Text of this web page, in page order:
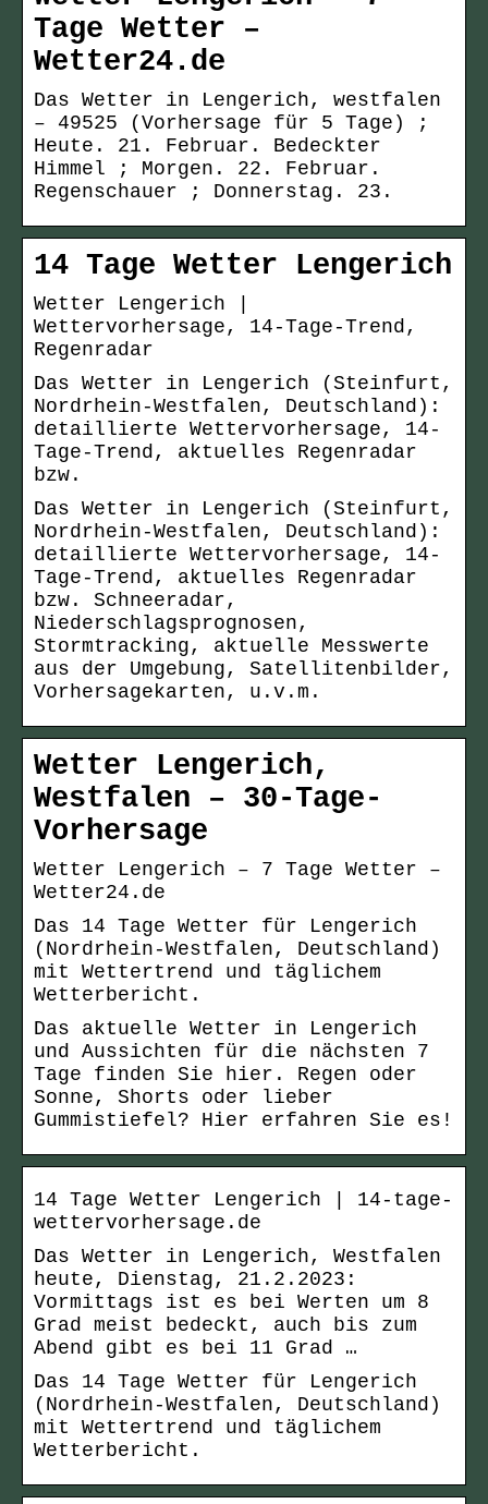
Tage Wetter –
Wetter24.de
Das Wetter in Lengerich, westfalen
– 49525 (Vorhersage für 5 Tage) ;
Heute. 21. Februar. Bedeckter
Himmel ; Morgen. 22. Februar.
Regenschauer ; Donnerstag. 23.
14 Tage Wetter Lengerich
Wetter Lengerich |
Wettervorhersage, 14-Tage-Trend,
Regenradar
Das Wetter in Lengerich (Steinfurt,
Nordrhein-Westfalen, Deutschland):
detaillierte Wettervorhersage, 14-
Tage-Trend, aktuelles Regenradar
bzw.
Das Wetter in Lengerich (Steinfurt,
Nordrhein-Westfalen, Deutschland):
detaillierte Wettervorhersage, 14-
Tage-Trend, aktuelles Regenradar
bzw. Schneeradar,
Niederschlagsprognosen,
Stormtracking, aktuelle Messwerte
aus der Umgebung, Satellitenbilder,
Vorhersagekarten, u.v.m.
Wetter Lengerich,
Westfalen – 30-Tage-
Vorhersage
Wetter Lengerich – 7 Tage Wetter –
Wetter24.de
Das 14 Tage Wetter für Lengerich
(Nordrhein-Westfalen, Deutschland)
mit Wettertrend und täglichem
Wetterbericht.
Das aktuelle Wetter in Lengerich
und Aussichten für die nächsten 7
Tage finden Sie hier. Regen oder
Sonne, Shorts oder lieber
Gummistiefel? Hier erfahren Sie es!
14 Tage Wetter Lengerich | 14-tage-
wettervorhersage.de
Das Wetter in Lengerich, Westfalen
heute, Dienstag, 21.2.2023:
Vormittags ist es bei Werten um 8
Grad meist bedeckt, auch bis zum
Abend gibt es bei 11 Grad …
Das 14 Tage Wetter für Lengerich
(Nordrhein-Westfalen, Deutschland)
mit Wettertrend und täglichem
Wetterbericht.